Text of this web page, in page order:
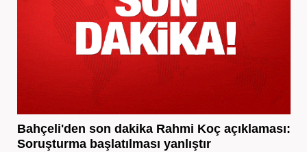
Bahçeli'den son dakika Rahmi Koç açıklaması:
Soruşturma başlatılması yanlıştır